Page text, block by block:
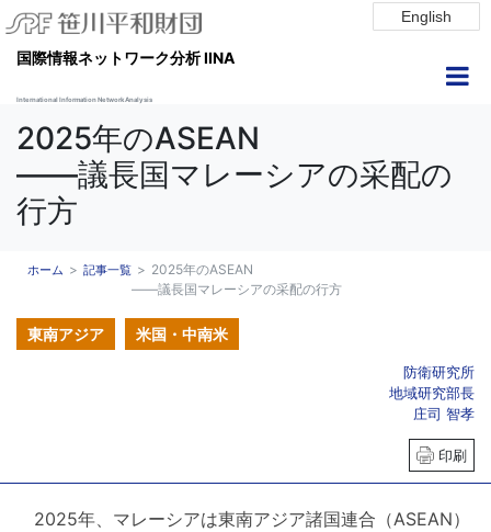
English
国際情報ネットワーク分析 IINA
International Information Network Analysis
2025年のASEAN
――議長国マレーシアの采配の
行方
ホーム 記事一覧
2025年のASEAN
――議長国マレーシアの采配の行方
東南アジア 米国・中南米
防衛研究所
地域研究部長
庄司 智孝
印刷
2025年、マレーシアは東南アジア諸国連合（ASEAN）